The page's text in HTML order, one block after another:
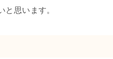
思います。